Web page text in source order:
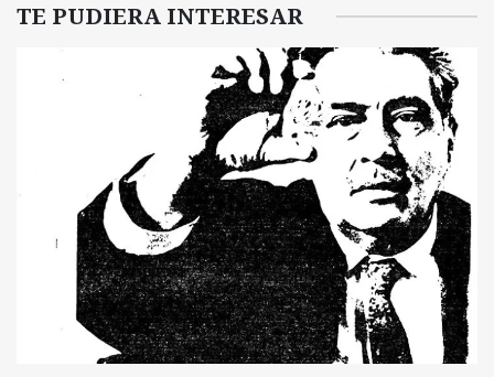
TE PUDIERA INTERESAR